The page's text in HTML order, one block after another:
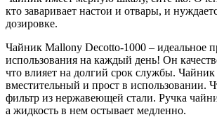
кто заваривает настои и отвары, и
дозировке.
Чайник Mallony Decotto-1000 – идеальное
использования на каждый день! Он
что влияет на долгий срок службы. Чайник
вместительный и прост в использовании.
фильтр из нержавеющей стали. Ручка
а жидкость в нем остывает медленно.